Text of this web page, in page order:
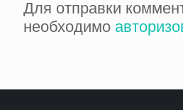
Для отправки
необходимо